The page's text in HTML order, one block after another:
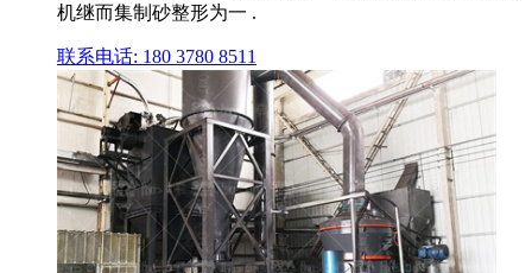
机继而集制砂整形为一 .
联系电话: 180 3780 8511